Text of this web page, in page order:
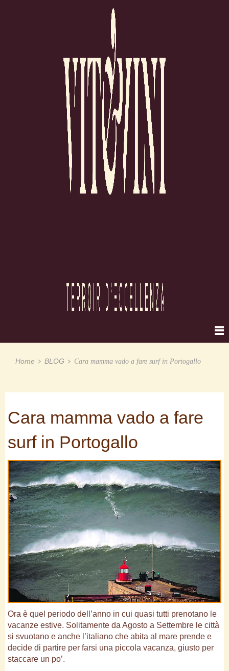
Home BLOG Cara mamma vado a fare surf in Portogallo
Cara mamma vado a fare
surf in Portogallo
Ora è quel periodo dell’anno in cui quasi tutti prenotano le
vacanze estive. Solitamente da Agosto a Settembre le città
si svuotano e anche l’italiano che abita al mare prende e
decide di partire per farsi una piccola vacanza, giusto per
staccare un po’.